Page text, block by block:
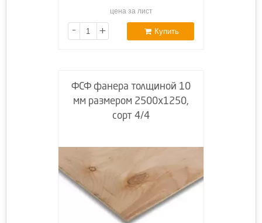
цена за лист
- + Купить
ФСФ фанера толщиной 10
мм размером 2500х1250,
сорт 4/4